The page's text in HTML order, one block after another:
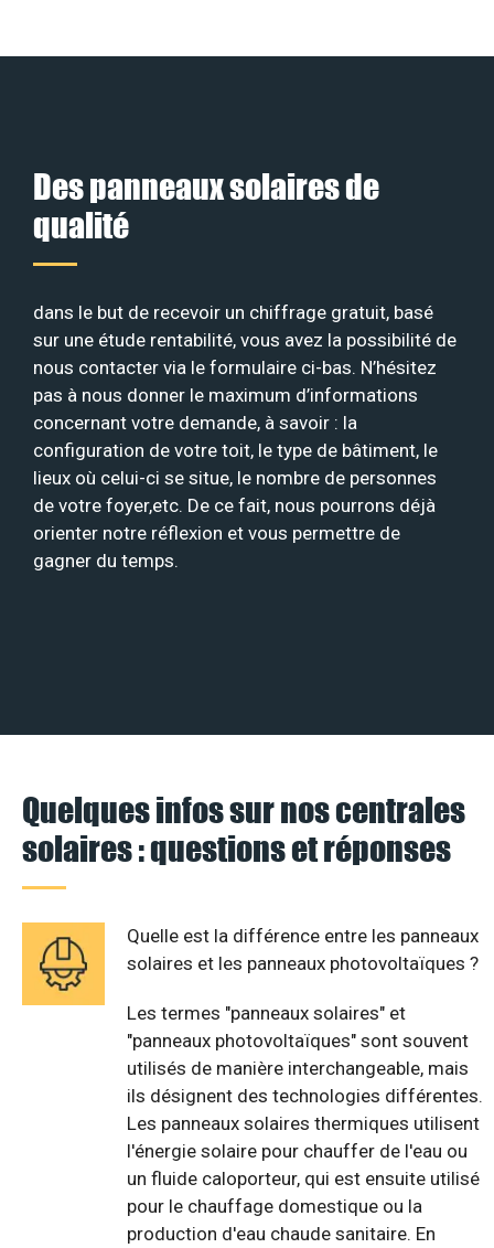
Des panneaux solaires de
qualité
dans le but de recevoir un chiffrage gratuit, basé
sur une étude rentabilité, vous avez la possibilité de
nous contacter via le formulaire ci-bas. N’hésitez
pas à nous donner le maximum d’informations
concernant votre demande, à savoir : la
configuration de votre toit, le type de bâtiment, le
lieux où celui-ci se situe, le nombre de personnes
de votre foyer,etc. De ce fait, nous pourrons déjà
orienter notre réflexion et vous permettre de
gagner du temps.
Quelques infos sur nos centrales
solaires : questions et réponses
Quelle est la différence entre les panneaux
solaires et les panneaux photovoltaïques ?
Les termes "panneaux solaires" et
"panneaux photovoltaïques" sont souvent
utilisés de manière interchangeable, mais
ils désignent des technologies différentes.
Les panneaux solaires thermiques utilisent
l'énergie solaire pour chauffer de l'eau ou
un fluide caloporteur, qui est ensuite utilisé
pour le chauffage domestique ou la
production d'eau chaude sanitaire. En